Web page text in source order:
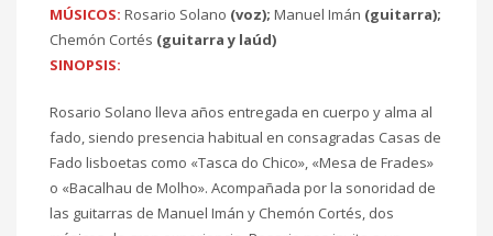
MÚSICOS: Rosario Solano (voz); Manuel Imán (guitarra);
Chemón Cortés (guitarra y laúd)
SINOPSIS:
Rosario Solano lleva años entregada en cuerpo y alma al
fado, siendo presencia habitual en consagradas Casas de
Fado lisboetas como «Tasca do Chico», «Mesa de Frades»
o «Bacalhau de Molho». Acompañada por la sonoridad de
las guitarras de Manuel Imán y Chemón Cortés, dos